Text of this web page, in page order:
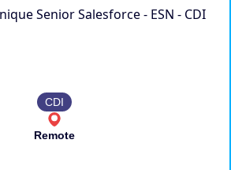
Senior Salesforce - ESN - CDI
CDI
Remote